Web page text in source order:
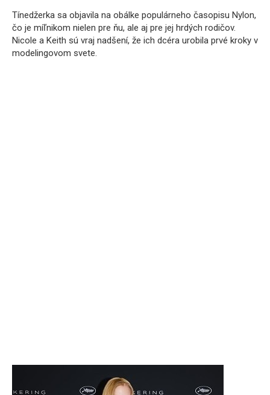
Tínedžerka sa objavila na obálke populárneho časopisu Nylon,
čo je míľnikom nielen pre ňu, ale aj pre jej hrdých rodičov.
Nicole a Keith sú vraj nadšení, že ich dcéra urobila prvé kroky v
modelingovom svete.